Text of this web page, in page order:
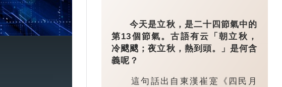
今天是立秋，是二十四節氣中的
第13個節氣。古語有云「朝立秋，
冷颼颼；夜立秋，熱到頭。」是何含
義呢？
這句話出自東漢崔寔《四民月